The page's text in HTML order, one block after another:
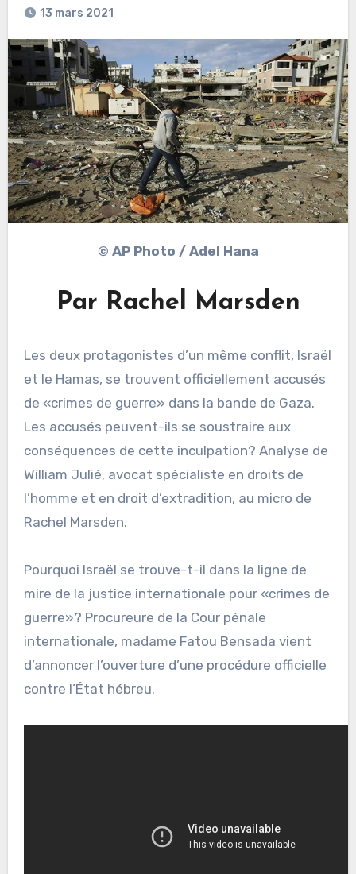
13 mars 2021
© AP Photo / Adel Hana
Par Rachel Marsden
Les deux protagonistes d’un même conflit, Israël
et le Hamas, se trouvent officiellement accusés
de «crimes de guerre» dans la bande de Gaza.
Les accusés peuvent-ils se soustraire aux
conséquences de cette inculpation? Analyse de
William Julié, avocat spécialiste en droits de
l’homme et en droit d’extradition, au micro de
Rachel Marsden.
Pourquoi Israël se trouve-t-il dans la ligne de
mire de la justice internationale pour «crimes de
guerre»? Procureure de la Cour pénale
internationale, madame Fatou Bensada vient
d’annoncer l’ouverture d’une procédure officielle
contre l’État hébreu.